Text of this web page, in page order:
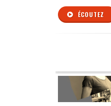
ÉCOUTEZ